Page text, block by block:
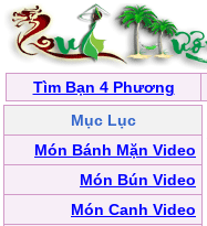
Tìm Bạn 4 Phương
Mục Lục
Món Bánh Mặn Video
Món Bún Video
Món Canh Video